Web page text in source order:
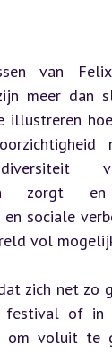
van
meer dan
illustreren
zorgt
sociale
vol
zich net zo
festival of in
om voluit te